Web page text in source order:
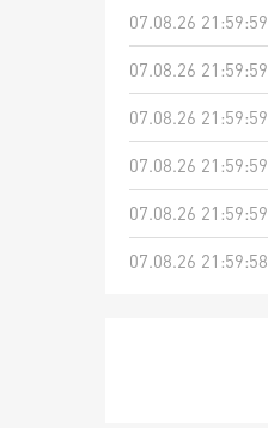
07.08.26 21:59:59
07.08.26 21:59:59
07.08.26 21:59:59
07.08.26 21:59:59
07.08.26 21:59:59
07.08.26 21:59:58